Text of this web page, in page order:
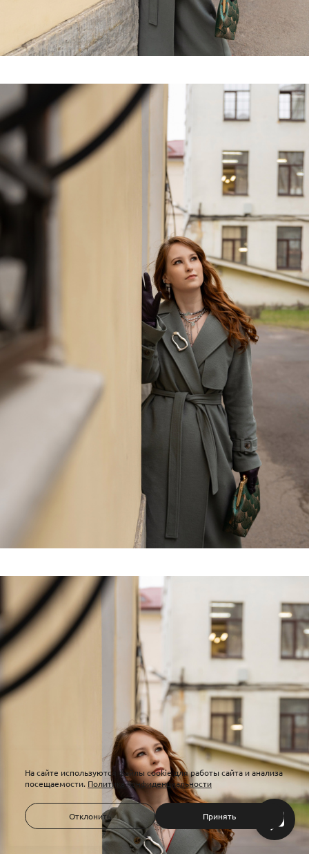
На сайте используются файлы cookie для работы сайта и анализа
посещаемости. Политика конфиденциальности
Отклонить Принять